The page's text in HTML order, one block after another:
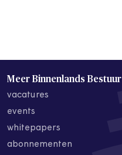
Meer Binnenlands Bestuur
vacatures
events
whitepapers
abonnementen